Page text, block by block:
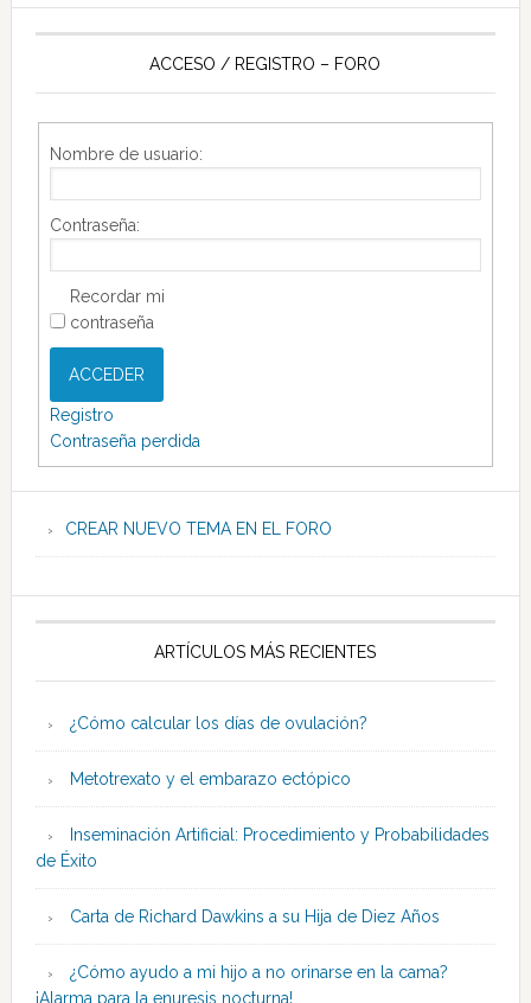
ACCESO / REGISTRO – FORO
Nombre de usuario:
Contraseña:
Recordar mi
contraseña
ACCEDER
Registro
Contraseña perdida
CREAR NUEVO TEMA EN EL FORO
ARTÍCULOS MÁS RECIENTES
¿Cómo calcular los días de ovulación?
Metotrexato y el embarazo ectópico
Inseminación Artificial: Procedimiento y Probabilidades
de Éxito
Carta de Richard Dawkins a su Hija de Diez Años
¿Cómo ayudo a mi hijo a no orinarse en la cama?
¡Alarma para la enuresis nocturna!